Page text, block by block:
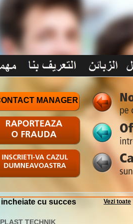
MANAGER
cu succes Vezi toate
PLAST TECHNIK